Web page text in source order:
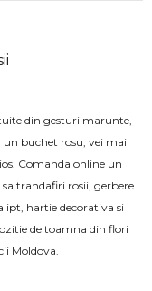
din gesturi marunte,
buchet rosu, vei mai
Comanda online un
trandafiri rosii, gerbere
hartie decorativa si
de toamna din flori
Moldova.